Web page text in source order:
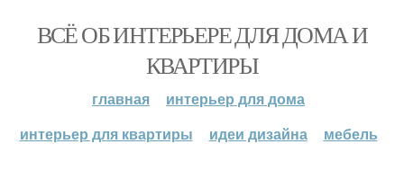
ВСЁ ОБ ИНТЕРЬЕРЕ ДЛЯ ДОМА И
КВАРТИРЫ
главная
интерьер для дома
интерьер для квартиры
идеи дизайна мебель